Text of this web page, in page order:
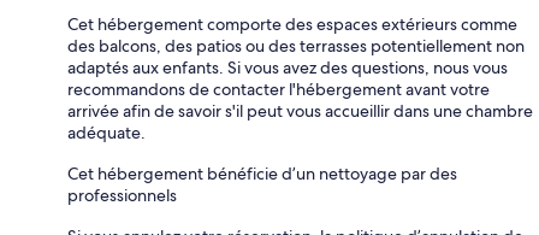
Cet hébergement comporte des espaces extérieurs comme
des balcons, des patios ou des terrasses potentiellement non
adaptés aux enfants. Si vous avez des questions, nous vous
recommandons de contacter l'hébergement avant votre
arrivée afin de savoir s'il peut vous accueillir dans une chambre
adéquate.
Cet hébergement bénéficie d’un nettoyage par des
professionnels